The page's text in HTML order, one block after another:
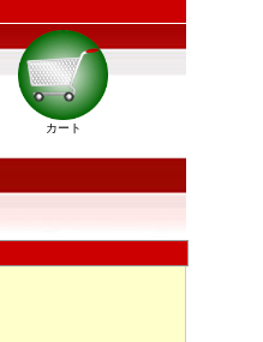
カート